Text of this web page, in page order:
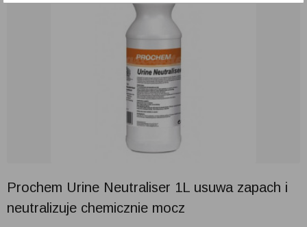
Prochem Urine Neutraliser 1L usuwa zapach i
neutralizuje chemicznie mocz